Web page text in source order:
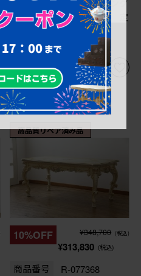
空間を演出してくれるシング
ルサイズベッドフレーム 定
価約85万円 (R-079258)
幅：1,210㎜
高さ：1,405㎜
高品質リペア済み品
10%OFF ¥348,700 (税込)
¥313,830 (税込)
商品番号 R-077368